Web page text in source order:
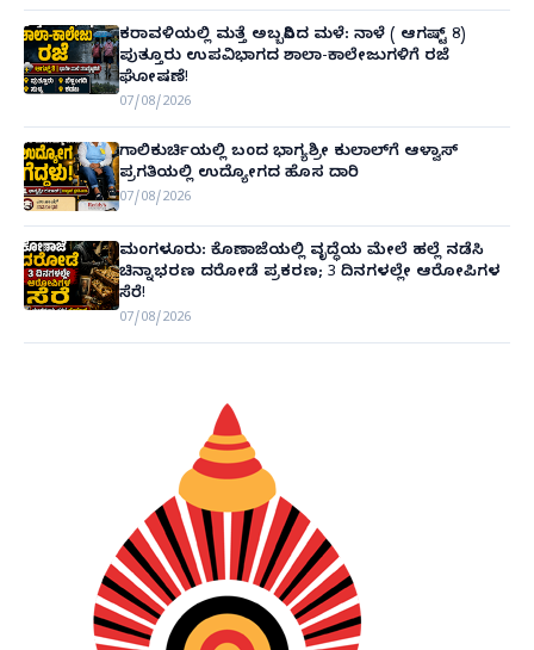
ಕರಾವಳಿಯಲ್ಲಿ ಮತ್ತೆ ಅಬ್ಬರಿಸಿದ ಮಳೆ: ನಾಳೆ ( ಆಗಷ್ಟ್ 8)
ಪುತ್ತೂರು ಉಪವಿಭಾಗದ ಶಾಲಾ-ಕಾಲೇಜುಗಳಿಗೆ ರಜೆ
ಘೋಷಣೆ!
07/08/2026
ಗಾಲಿಕುರ್ಚಿಯಲ್ಲಿ ಬಂದ ಭಾಗ್ಯಶ್ರೀ ಕುಲಾಲ್‌ಗೆ ಆಳ್ವಾಸ್
ಪ್ರಗತಿಯಲ್ಲಿ ಉದ್ಯೋಗದ ಹೊಸ ದಾರಿ
07/08/2026
ಮಂಗಳೂರು: ಕೊಣಾಜೆಯಲ್ಲಿ ವೃದ್ಧೆಯ ಮೇಲೆ ಹಲ್ಲೆ ನಡೆಸಿ
ಚಿನ್ನಾಭರಣ ದರೋಡೆ ಪ್ರಕರಣ; 3 ದಿನಗಳಲ್ಲೇ ಆರೋಪಿಗಳ
ಸೆರೆ!
07/08/2026